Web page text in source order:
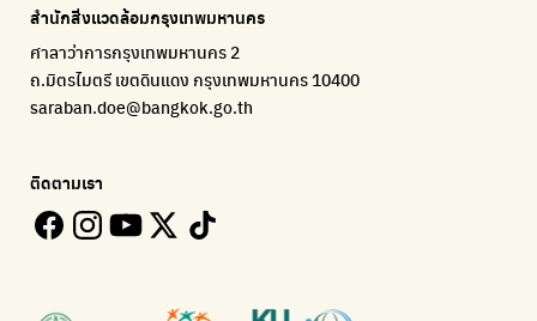
แพลตฟอร์มเพื่อสิ่งแวดล้อม
ติดตามความคืบหน้านโยบายกรุงเทพมหานคร
Kong Green Green
แอปแยกขยะได้ง่ายๆเพียงสแกนบาร์โค้ดสินค้า
แพลตฟอร์มการจัดการพลาสติกชีวภาพหลังการกินดื่ม
รับซื้อขยะถึงบ้าน
ECOLIFE
กำจัด E-waste อย่างถูกวิธี ตามจุดรับ และไปรษณีย์
35 Hours Bangkok Nature Play
โครงการ 35 ชั่วโมงการเรียนรู้ธรรมชาติผ่านการเล่น
สำนักสิ่งแวดล้อมกรุงเทพมหานคร
ศาลาว่าการกรุงเทพมหานคร 2
ถ.มิตรไมตรี เขตดินแดง กรุงเทพมหานคร 10400
saraban.doe@bangkok.go.th
ติดตามเรา